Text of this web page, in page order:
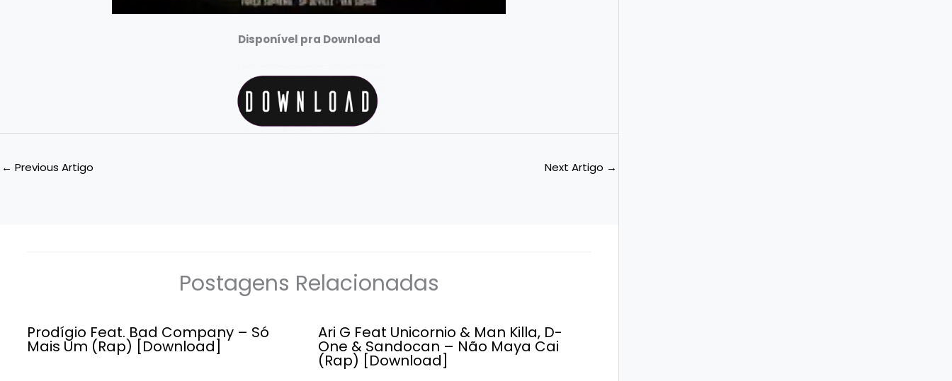
Disponível pra Download
← Previous Artigo Next Artigo →
Postagens Relacionadas
Prodígio Feat. Bad Company – Só
Mais Um (Rap) [Download]
Ari G Feat Unicornio & Man Killa, D-
One & Sandocan – Não Maya Cai
(Rap) [Download]